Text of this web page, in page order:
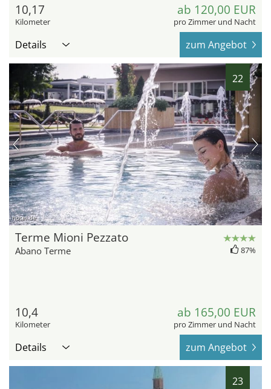
10,17
Kilometer
ab 120,00 EUR
pro Zimmer und Nacht
Details zum Angebot
22
hotel.de
Terme Mioni Pezzato
Abano Terme 87%
10,4
Kilometer
ab 165,00 EUR
pro Zimmer und Nacht
Details zum Angebot
23